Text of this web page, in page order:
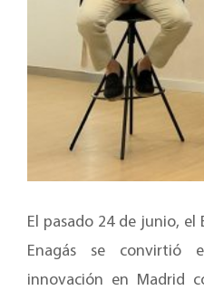
El pasado 24 de junio, el
Enagás se
innovación en Madrid